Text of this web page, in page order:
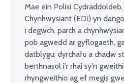
Mae ein Polisi
Chynhwysiant (EDI) yn
i degwch, parch a
pob agwedd ar gyflogaeth,
datblygu, dyrchafu a chadw
berthnasol i'r rhai sy'n
rhyngweithio ag ef megis